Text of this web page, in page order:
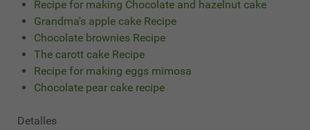
Recipe for making Chocolate and hazelnut cake
Grandma's apple cake Recipe
Chocolate brownies Recipe
The carott cake Recipe
Recipe for making eggs mimosa
Chocolate pear cake recipe
Detalles